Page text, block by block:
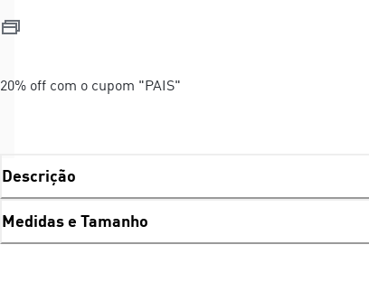
20% off com o cupom "PAIS"
Descrição
Medidas e Tamanho